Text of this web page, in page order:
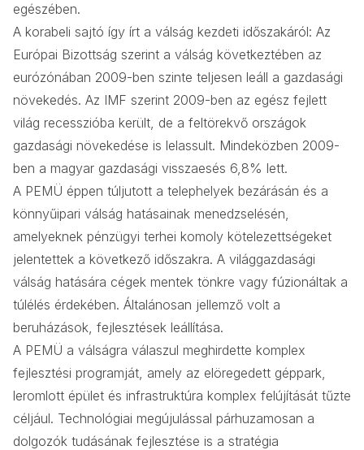
egészében.
A korabeli sajtó így írt a válság kezdeti időszakáról: Az
Európai Bizottság szerint a válság következtében az
eurózónában 2009-ben szinte teljesen leáll a gazdasági
növekedés. Az IMF szerint 2009-ben az egész fejlett
világ recesszióba került, de a feltörekvő országok
gazdasági növekedése is lelassult. Mindeközben 2009-
ben a magyar gazdasági visszaesés 6,8% lett.
A PEMÜ éppen túljutott a telephelyek bezárásán és a
könnyűipari válság hatásainak menedzselésén,
amelyeknek pénzügyi terhei komoly kötelezettségeket
jelentettek a következő időszakra. A világgazdasági
válság hatására cégek mentek tönkre vagy fúzionáltak a
túlélés érdekében. Általánosan jellemző volt a
beruházások, fejlesztések leállítása.
A PEMÜ a válságra válaszul meghirdette komplex
fejlesztési programját, amely az elöregedett géppark,
leromlott épület és infrastruktúra komplex felújítását tűzte
céljául. Technológiai megújulással párhuzamosan a
dolgozók tudásának fejlesztése is a stratégia